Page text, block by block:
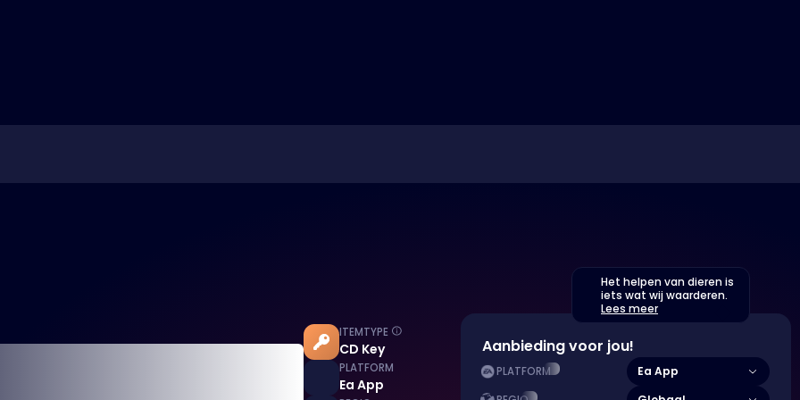
ITEMTYPE
CD Key
PLATFORM
Ea App
Het helpen van dieren is
iets wat wij waarderen.
Lees meer
Aanbieding voor jou!
PLATFORM Ea App